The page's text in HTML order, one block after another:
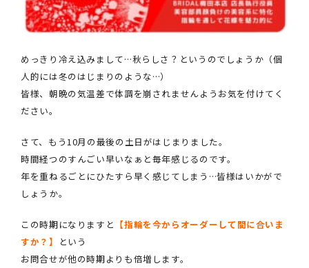
お役立ち記事
フェア・ニュース
ブログ・お客様の声
カタログ請求
受付時間 11:00〜19:00/火曜日定休
よくあるご質問| 会社概要| 採用情報
めっきり冷え込みまして…秋らしさ？というのでしょうか（個
人的には冬のはじまりのような…）
皆様、朝晩の気温差で体調を崩されませんようお気を付けてく
ださい。
さて、もう10月の最後の土日がはじまりました。
時間経つのすんごい早いなぁと毎年感じるのです。
年を重ねるごとにひたすら早く感じてしまう…皆様はいかがで
しょうか。
この時期になりますと 【指輪を今からオーダーして間に合いま
すか？】
という
お問合せが他の時期よりも倍増します。